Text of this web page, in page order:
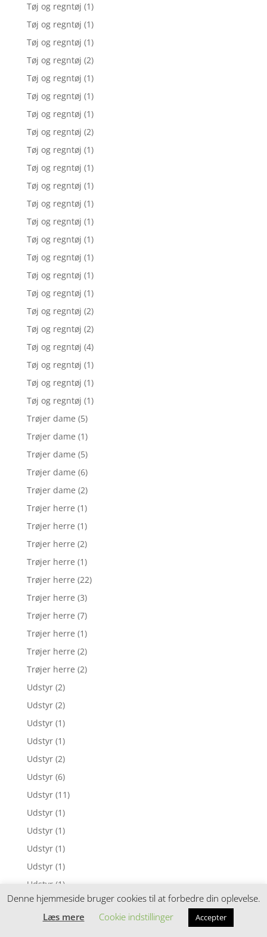
Tøj og regntøj (1)
Tøj og regntøj (1)
Tøj og regntøj (1)
Tøj og regntøj (2)
Tøj og regntøj (1)
Tøj og regntøj (1)
Tøj og regntøj (1)
Tøj og regntøj (2)
Tøj og regntøj (1)
Tøj og regntøj (1)
Tøj og regntøj (1)
Tøj og regntøj (1)
Tøj og regntøj (1)
Tøj og regntøj (1)
Tøj og regntøj (1)
Tøj og regntøj (1)
Tøj og regntøj (1)
Tøj og regntøj (2)
Tøj og regntøj (2)
Tøj og regntøj (4)
Tøj og regntøj (1)
Tøj og regntøj (1)
Tøj og regntøj (1)
Trøjer dame (5)
Trøjer dame (1)
Trøjer dame (5)
Trøjer dame (6)
Trøjer dame (2)
Trøjer herre (1)
Trøjer herre (1)
Trøjer herre (2)
Trøjer herre (1)
Trøjer herre (22)
Trøjer herre (3)
Trøjer herre (7)
Trøjer herre (1)
Trøjer herre (2)
Trøjer herre (2)
Udstyr (2)
Udstyr (2)
Udstyr (1)
Udstyr (1)
Udstyr (2)
Udstyr (6)
Udstyr (11)
Udstyr (1)
Udstyr (1)
Udstyr (1)
Udstyr (1)
Udstyr (1)
Udstyr (1)
Udstyr (1)
Denne hjemmeside bruger cookies til at forbedre din oplevelse.
Læs mere
Cookie indstillinger Accepter